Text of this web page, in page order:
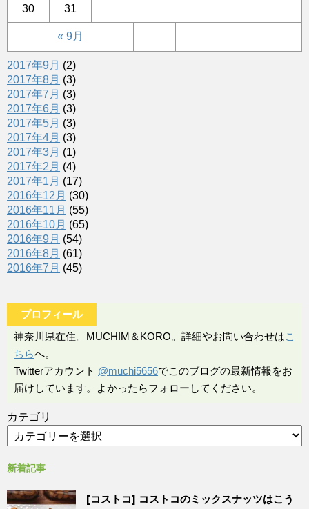
« 9月
30 31
2017年9月 (2)
2017年8月 (3)
2017年7月 (3)
2017年6月 (3)
2017年5月 (3)
2017年4月 (3)
2017年3月 (1)
2017年2月 (4)
2017年1月 (17)
2016年12月 (30)
2016年11月 (55)
2016年10月 (65)
2016年9月 (54)
2016年8月 (61)
2016年7月 (45)
プロフィール
神奈川県在住。MUCHIM＆KORO。詳細やお問い合わせはこ
ちらへ。
Twitterアカウント @muchi5656でこのブログの最新情報をお
届けしています。よかったらフォローしてください。
カテゴリ
新着記事
[コストコ] コストコのミックスナッツはこう